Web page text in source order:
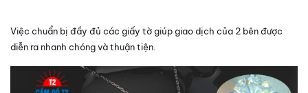
Việc chuẩn bị đầy đủ các giấy tờ giúp giao dịch của 2 bên được
diễn ra nhanh chóng và thuận tiện.